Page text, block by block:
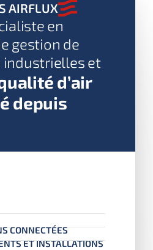
AIRFLUX
en
gestion de
et
d’air
depuis
CONNECTÉES
ET INSTALLATIONS